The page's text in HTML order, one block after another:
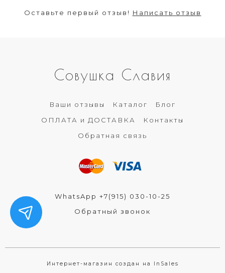
Оставьте первый отзыв! Написать отзыв
Совушка Славия
Ваши отзывы Каталог
Блог
ОПЛАТА и ДОСТАВКА
Контакты
Обратная связь
WhatsApp +7(915) 030-10-25
Обратный звонок
Интернет-магазин создан на InSales